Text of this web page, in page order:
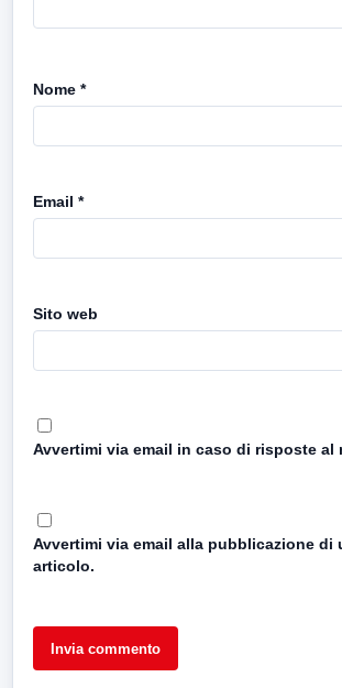
Nome *
Email *
Sito web
Avvertimi via email in caso di risposte al
Avvertimi via email alla pubblicazione di
articolo.